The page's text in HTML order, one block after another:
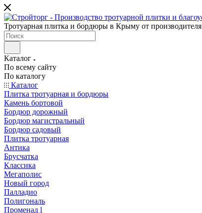
Тротуарная плитка и бордюры в Крыму от производителя
Каталог
По всему сайту
По каталогу
Каталог
Плитка тротуарная и бордюры
Камень бортовой
Бордюр дорожный
Бордюр магистральный
Бордюр садовый
Плитка тротуарная
Антика
Брусчатка
Классика
Мегаполис
Новый город
Палладио
Полигональ
Променад l